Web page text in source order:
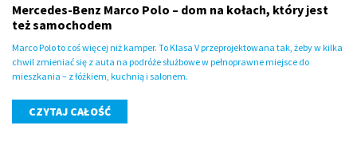
Mercedes-Benz Marco Polo – dom na kołach, który jest
też samochodem
Marco Polo to coś więcej niż kamper. To Klasa V przeprojektowana tak, żeby w kilka
chwil zmieniać się z auta na podróże służbowe w pełnoprawne miejsce do
mieszkania – z łóżkiem, kuchnią i salonem.
CZYTAJ CAŁOŚĆ